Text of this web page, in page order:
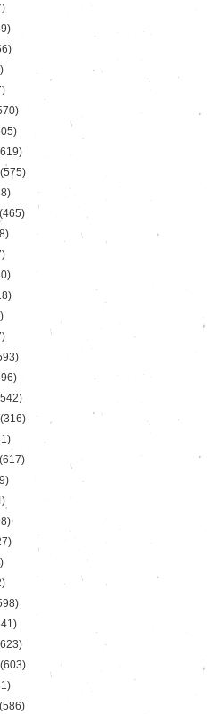
(575)
(316)
(617)
(603)
(586)